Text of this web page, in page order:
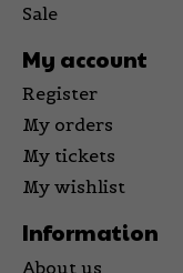
Sale
My account
Register
My orders
My tickets
My wishlist
Information
About us